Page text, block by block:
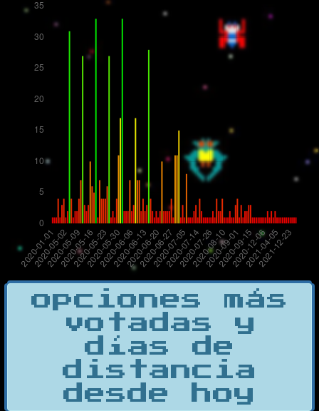
opciones más
votadas y
días de
distancia
desde hoy